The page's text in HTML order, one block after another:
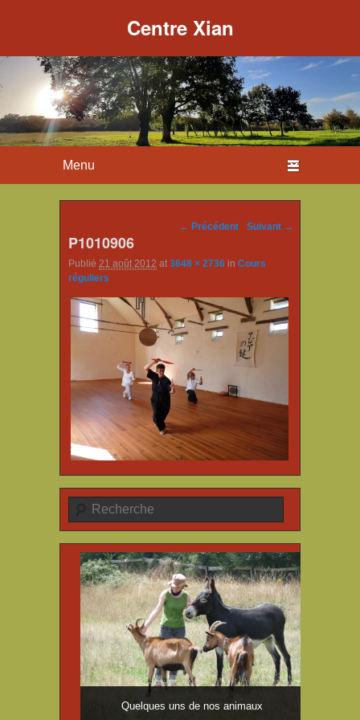
Centre Xian
Parcourir les 'images
← Précédent Suivant →
P1010906
Publié 21 août 2012 at3648 × 2736 in Cours
réguliers
Recherche
Quelques uns de nos animaux